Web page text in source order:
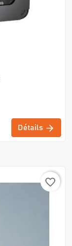
Détails
favorite_border